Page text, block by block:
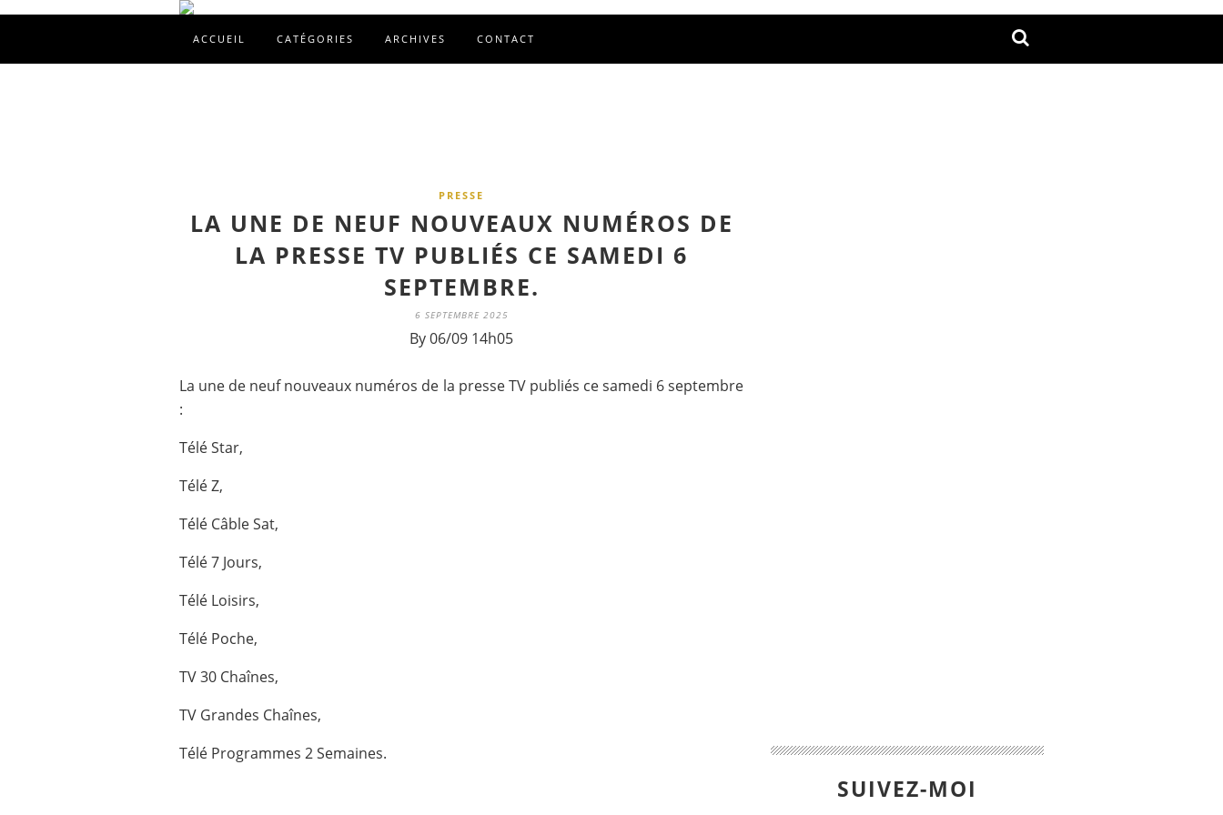
ACCUEIL CATÉGORIES ARCHIVES CONTACT
PRESSE
LA UNE DE NEUF NOUVEAUX NUMÉROS DE
LA PRESSE TV PUBLIÉS CE SAMEDI 6
SEPTEMBRE.
6 SEPTEMBRE 2025
By 06/09 14h05
La une de neuf nouveaux numéros de la presse TV publiés ce samedi 6 septembre
:
Télé Star,
Télé Z,
Télé Câble Sat,
Télé 7 Jours,
Télé Loisirs,
Télé Poche,
TV 30 Chaînes,
TV Grandes Chaînes,
Télé Programmes 2 Semaines.
SUIVEZ-MOI